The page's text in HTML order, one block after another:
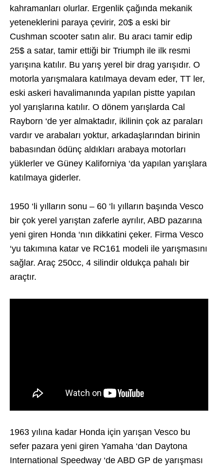
kahramanları olurlar. Ergenlik çağında mekanik
yeteneklerini paraya çevirir, 20$ a eski bir
Cushman scooter satın alır. Bu aracı tamir edip
25$ a satar, tamir ettiği bir Triumph ile ilk resmi
yarışına katılır. Bu yarış yerel bir drag yarışıdır. O
motorla yarışmalara katılmaya devam eder, TT ler,
eski askeri havalimanında yapılan pistte yapılan
yol yarışlarına katılır. O dönem yarışlarda Cal
Rayborn ‘de yer almaktadır, ikilinin çok az paraları
vardır ve arabaları yoktur, arkadaşlarından birinin
babasından ödünç aldıkları arabaya motorları
yüklerler ve Güney Kaliforniya ‘da yapılan yarışlara
katılmaya giderler.
1950 ‘li yılların sonu – 60 ‘lı yılların başında Vesco
bir çok yerel yarıştan zaferle ayrılır, ABD pazarına
yeni giren Honda ‘nın dikkatini çeker. Firma Vesco
‘yu takımına katar ve RC161 modeli ile yarışmasını
sağlar. Araç 250cc, 4 silindir oldukça pahalı bir
araçtır.
1963 yılına kadar Honda için yarışan Vesco bu
sefer pazara yeni giren Yamaha ‘dan Daytona
International Speedway ‘de ABD GP de yarışması